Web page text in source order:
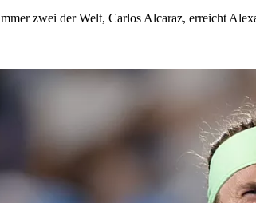
zwei der Welt, Carlos Alcaraz, erreicht